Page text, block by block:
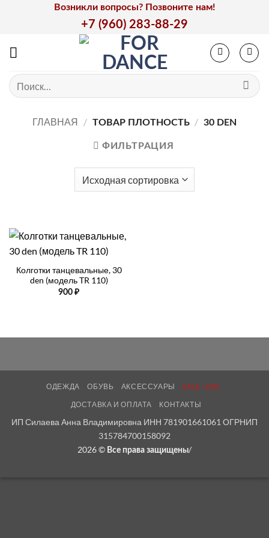
Возникли вопросы? Позвоните нам!
+7 (960) 283-88-29
Искать:
ГЛАВНАЯ / ТОВАР ПЛОТНОСТЬ / 30 DEN
ФИЛЬТРАЦИЯ
Колготки танцевальные, 30
den (модель TR 110)
900 ₽
ОДЕЖДА ОБУВЬ АКСЕССУАРЫ
SALE -30%
ДОСТАВКА И ОПЛАТА
КОНТАКТЫ
ИП Силаева Анна Владимировна ИНН 781901661061 ОГРНИП
315784700158092
2026 © Все права защищены/